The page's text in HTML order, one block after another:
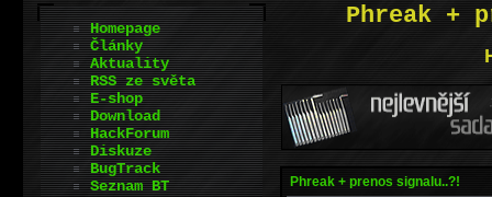
Phreak +
Phreak + prenos signalu..?!
Homepage
Články
Aktuality
RSS ze světa
E-shop
Download
HackForum
Diskuze
BugTrack
Seznam BT